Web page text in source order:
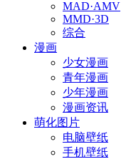
MAD·AMV
MMD·3D
综合
漫画
少女漫画
青年漫画
少年漫画
漫画资讯
萌化图片
电脑壁纸
手机壁纸